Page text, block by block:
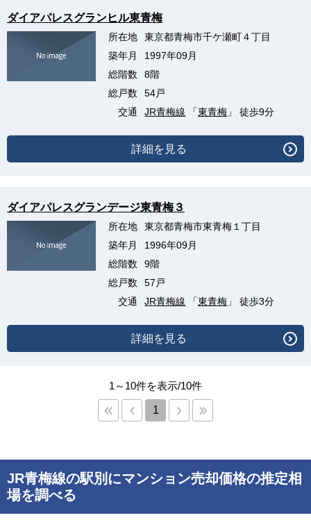
ダイアパレスグランヒル東青梅
所在地
東京都青梅市千ケ瀬町４丁目
築年月
1997年09月
総階数
8階
総戸数
54戸
交通
JR青梅線 「東青梅 」 徒歩9分
詳細を見る
ダイアパレスグランデージ東青梅３
所在地
東京都青梅市東青梅１丁目
築年月
1996年09月
総階数
9階
総戸数
57戸
交通
JR青梅線 「東青梅 」 徒歩3分
詳細を見る
1～10件を表示/10件
1
JR青梅線の駅別にマンション売却価格の推定相
場を調べる